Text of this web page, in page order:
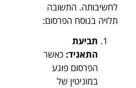
לחשיבותה. התשובה
תלויה בנוסח הפרסום:
תביעת
התאגיד: כאשר
הפרסום פוגע
במוניטין של